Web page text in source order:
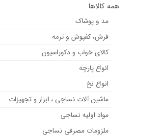
همه کالاها
مد و پوشاک
فرش، کفپوش و ترمه
کالای خواب و دکوراسیون
انواع پارچه
انواع نخ
ماشین آلات نساجی ، ابزار و تجهیزات
مواد اولیه نساجی
ملزومات مصرفی نساجی